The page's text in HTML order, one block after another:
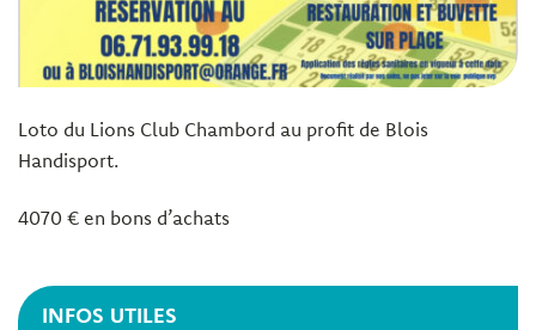
Loto du Lions Club Chambord au profit de Blois
Handisport.
4070 € en bons d’achats
INFOS UTILES